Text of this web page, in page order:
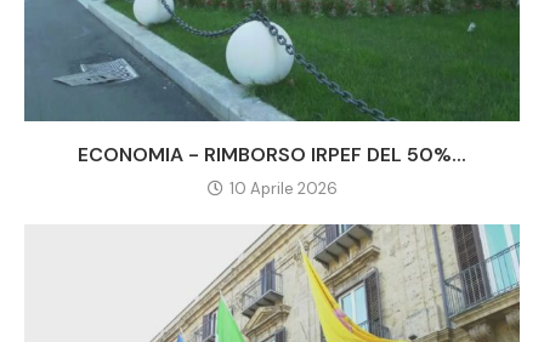
ECONOMIA - RIMBORSO IRPEF DEL 50%...
10 Aprile 2026